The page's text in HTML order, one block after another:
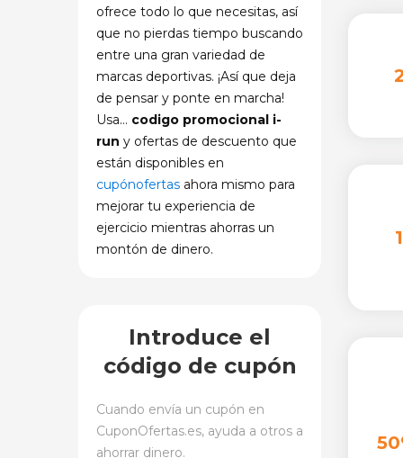
ofrece todo lo que necesitas, así
que no pierdas tiempo buscando
entre una gran variedad de
marcas deportivas. ¡Así que deja
de pensar y ponte en marcha!
Usa… codigo promocional i-
run y ofertas de descuento que
están disponibles en
cupónofertas ahora mismo para
mejorar tu experiencia de
ejercicio mientras ahorras un
montón de dinero.
Introduce el
código de cupón
Cuando envía un cupón en
CuponOfertas.es, ayuda a otros a
ahorrar dinero.